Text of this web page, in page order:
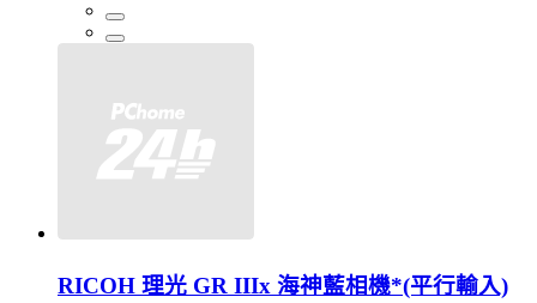
RICOH 理光 GR IIIx 海神藍相機*(平行輸入)